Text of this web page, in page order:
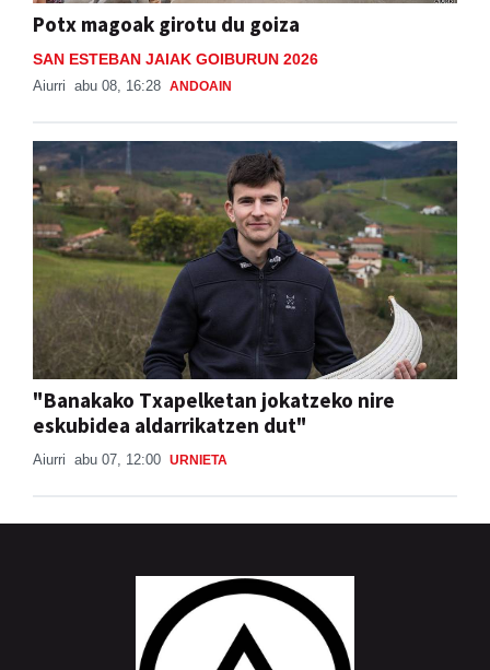
Potx magoak girotu du goiza
SAN ESTEBAN JAIAK GOIBURUN 2026
Aiurri abu 08, 16:28 ANDOAIN
"Banakako Txapelketan jokatzeko nire
eskubidea aldarrikatzen dut"
Aiurri abu 07, 12:00 URNIETA